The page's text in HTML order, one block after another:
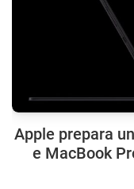
Apple prepara
e MacBook